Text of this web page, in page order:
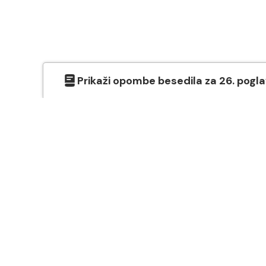
Prikaži opombe besedila za 26.